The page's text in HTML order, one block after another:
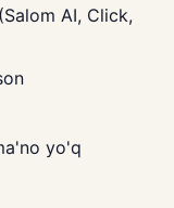
AI, Click,
yo'q